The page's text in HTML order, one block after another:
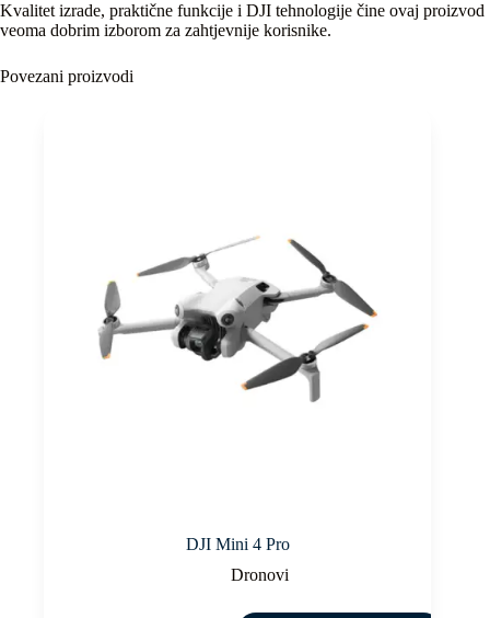
Kvalitet izrade, praktične funkcije i DJI tehnologije čine ovaj proizvod
veoma dobrim izborom za zahtjevnije korisnike.
Povezani proizvodi
DJI Mini 4 Pro
Dronovi